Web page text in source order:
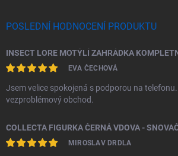
POSLEDNÍ HODNOCENÍ PRODUKTU
EVA ČECHOVÁ
Jsem velice spokojená s podporou na telefonu.
vezproblémový obchod.
COLLECTA FIGURKA ČERNÁ VDOVA -
MIROSLAV DRDLA